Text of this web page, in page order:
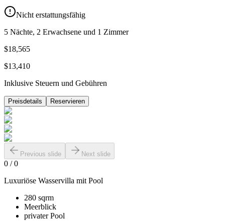
Nicht erstattungsfähig
5 Nächte, 2 Erwachsene und 1 Zimmer
$18,565
$13,410
Inklusive Steuern und Gebühren
Preisdetails Reservieren
Previous slide Next slide
0 /0
Luxuriöse Wasservilla mit Pool
280 sqrm
Meerblick
privater Pool